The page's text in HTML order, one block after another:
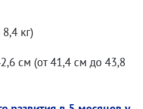
кг)
см (от 41,4 см до 43,8